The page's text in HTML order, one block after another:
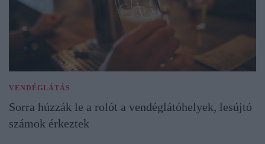
VENDÉGLÁTÁS
Sorra húzzák le a rolót a vendéglátóhelyek, lesújtó
számok érkeztek